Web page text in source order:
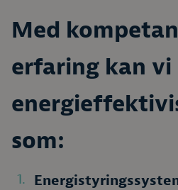
Med
erfaring kan vi
som: